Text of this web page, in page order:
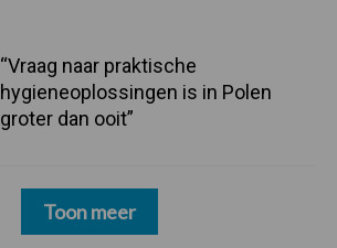
“Vraag naar praktische
hygieneoplossingen is in Polen
groter dan ooit”
Toon meer